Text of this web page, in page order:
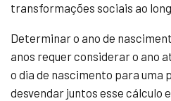
transformações sociais ao
Determinar o ano de
anos requer considerar o ano
o dia de nascimento para uma
desvendar juntos esse cálculo